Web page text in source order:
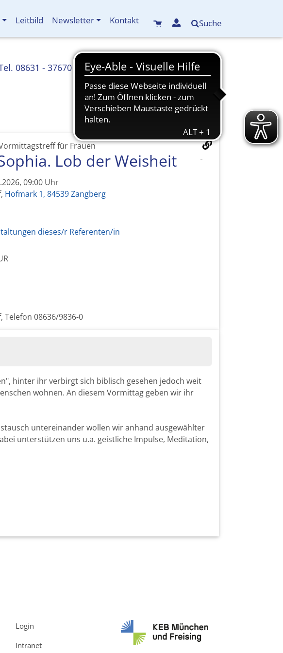
Leitbild Newsletter Kontakt Suche
info(at)kreisbildungswerk-mdf.de
08631 - 37670
für Frauen
Lob der Weisheit
09:00 Uhr
Hofmark 1, 84539 Zangberg
dieses/r Referenten/in
Telefon 08636/9836-0
hinter ihr verbirgt sich biblisch gesehen jedoch weit
wohnen. An diesem Vormittag geben wir ihr
untereinander wollen wir anhand ausgewählter
unterstützen uns u.a. geistliche Impulse, Meditation,
Login
Intranet